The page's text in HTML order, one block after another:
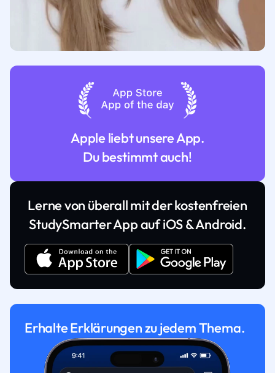
Apple liebt unsere App.
Du bestimmt auch!
Lerne von überall mit der kostenfreien
StudySmarter App auf iOS & Android.
Erhalte Erklärungen zu jedem Thema.